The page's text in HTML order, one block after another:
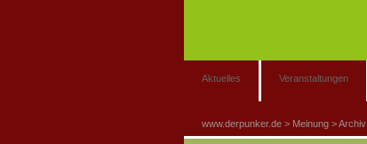
Aktuelles Veranstaltungen
www.derpunker.de Meinung Archiv